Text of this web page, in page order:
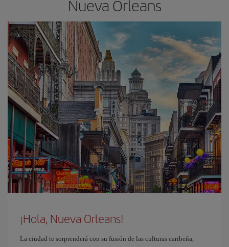
Nueva Orleans
¡Hola, Nueva Orleans!
La ciudad te sorprenderá con su fusión de las culturas caribeña,